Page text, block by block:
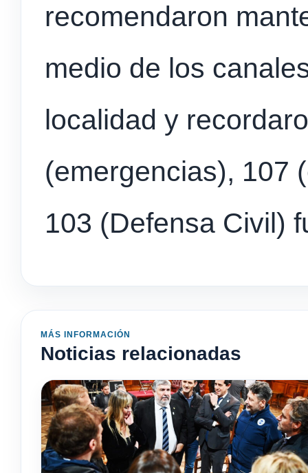
recomendaron
medio de los
localidad y
(emergencias), 107
103 (Defensa Civil)
MÁS INFORMACIÓN
Noticias relacionadas